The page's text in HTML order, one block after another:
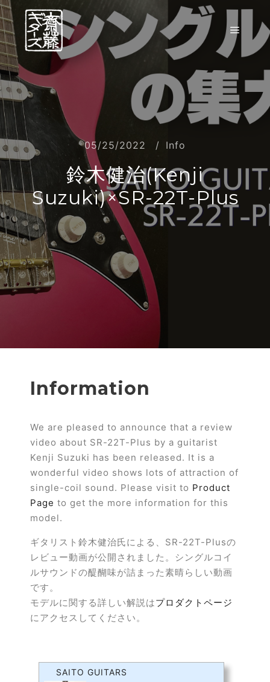
05/25/2022 Info
鈴木健治(Kenji
Suzuki)×SR-22T-Plus
Information
We are pleased to announce that a review
video about SR-22T-Plus by a guitarist
Kenji Suzuki has been released. It is a
wonderful video shows lots of attraction of
single-coil sound. Please visit to Product
Page to get the more information for this
model.
ギタリスト鈴木健治氏による、SR-22T-Plusの
レビュー動画が公開されました。シングルコイ
ルサウンドの醍醐味が詰まった素晴らしい動画
です。
モデルに関する詳しい解説はプロダクトページ
にアクセスしてください。
SAITO GUITARS